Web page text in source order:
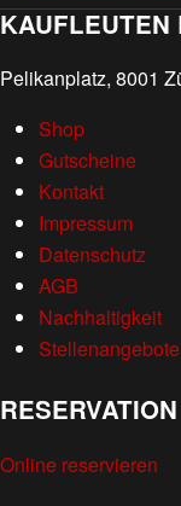
KAUFLEUTEN
Pelikanplatz, 8001
Shop
Gutscheine
Kontakt
Impressum
Datenschutz
AGB
Nachhaltigkeit
Stellenangebote
Online reservieren